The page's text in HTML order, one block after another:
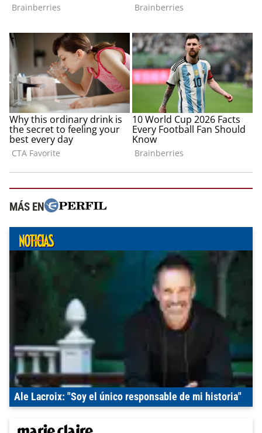
MÁS EN
Ale Lacroix: "Soy el único responsable de mi historia"